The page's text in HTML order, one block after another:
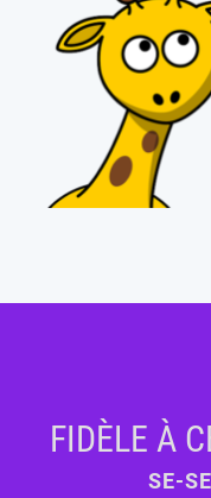
FIDÈLE À
SE-